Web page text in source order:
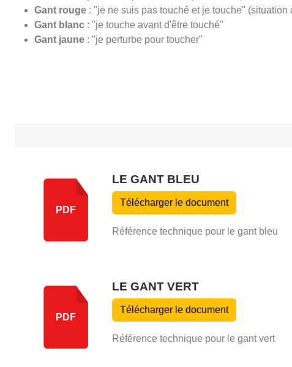
Gant rouge : "je ne suis pas touché et je touche" (situation
Gant blanc : "je touche avant d'être touché"
Gant jaune : "je perturbe pour toucher"
PDF
LE GANT BLEU
Télécharger le document
Référence technique pour le gant bleu
PDF
LE GANT VERT
Télécharger le document
Référence technique pour le gant vert